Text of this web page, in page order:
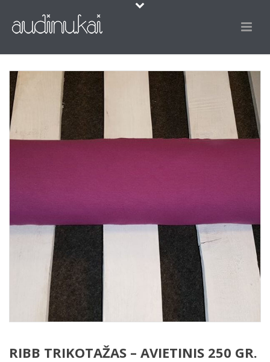
RIBB TRIKOTAŽAS – AVIETINIS 250 GR.